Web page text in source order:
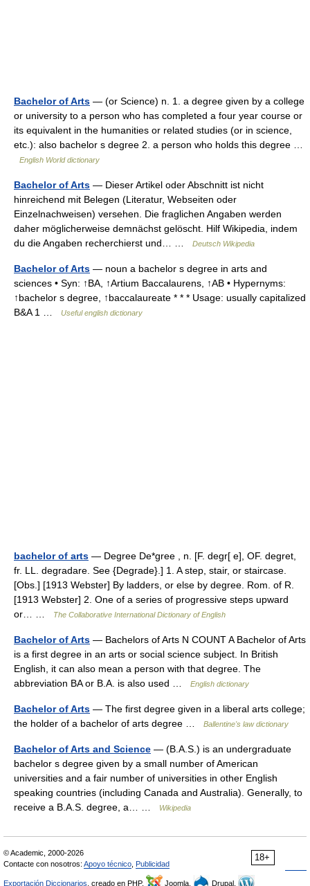
Bachelor of Arts — (or Science) n. 1. a degree given by a college
or university to a person who has completed a four year course or
its equivalent in the humanities or related studies (or in science,
etc.): also bachelor s degree 2. a person who holds this degree …
English World dictionary
Bachelor of Arts — Dieser Artikel oder Abschnitt ist nicht
hinreichend mit Belegen (Literatur, Webseiten oder
Einzelnachweisen) versehen. Die fraglichen Angaben werden
daher möglicherweise demnächst gelöscht. Hilf Wikipedia, indem
du die Angaben recherchierst und… …
Deutsch Wikipedia
Bachelor of Arts — noun a bachelor s degree in arts and
sciences • Syn: ↑BA, ↑Artium Baccalaurens, ↑AB • Hypernyms:
↑bachelor s degree, ↑baccalaureate * * * Usage: usually capitalized
B&A 1 …
Useful english dictionary
bachelor of arts — Degree De*gree , n. [F. degr[ e], OF. degret,
fr. LL. degradare. See {Degrade}.] 1. A step, stair, or staircase.
[Obs.] [1913 Webster] By ladders, or else by degree. Rom. of R.
[1913 Webster] 2. One of a series of progressive steps upward
or… …
The Collaborative International Dictionary of English
Bachelor of Arts — Bachelors of Arts N COUNT A Bachelor of Arts
is a first degree in an arts or social science subject. In British
English, it can also mean a person with that degree. The
abbreviation BA or B.A. is also used …
English dictionary
Bachelor of Arts — The first degree given in a liberal arts college;
the holder of a bachelor of arts degree …
Ballentine's law dictionary
Bachelor of Arts and Science — (B.A.S.) is an undergraduate
bachelor s degree given by a small number of American
universities and a fair number of universities in other English
speaking countries (including Canada and Australia). Generally, to
receive a B.A.S. degree, a… …
Wikipedia
18+
© Academic, 2000-2026
Contacte con nosotros: Apoyo técnico Publicidad
Exportación Diccionarios , creado en PHP, Joomla, Drupal,